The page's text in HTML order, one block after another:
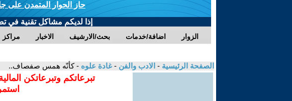
حاز الحوار المتمدن على
إذا لديكم مشاكل تقنية في
مراكز الاخبار بحث/الارشيف اضافة/خدمات الزوار
الصفحة الرئيسية - الادب والفن - غادة علوه - كأنّه همس صفصاف..
تبرعاتكم وتبرعاتكن